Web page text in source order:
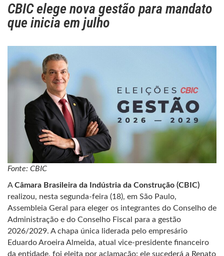
CBIC elege nova gestão para mandato
que inicia em julho
Fonte: CBIC
ACâmara Brasileira da Indústria da Construção (CBIC)
realizou, nesta segunda-feira (18), em São Paulo,
Assembleia Geral para eleger os integrantes do Conselho de
Administração e do Conselho Fiscal para a gestão
2026/2029. A chapa única liderada pelo empresário
Eduardo Aroeira Almeida, atual vice-presidente financeiro
da entidade, foi eleita por aclamação: ele sucederá a Renato